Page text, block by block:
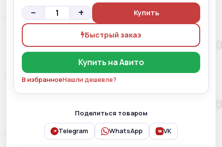
− + Купить
Быстрый заказ
Купить на Авито
В избранноеНашли дешевле?
Поделиться товаром
Telegram WhatsApp VK